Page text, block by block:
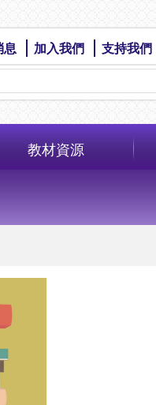
息 加入我們 支持我們
教材資源